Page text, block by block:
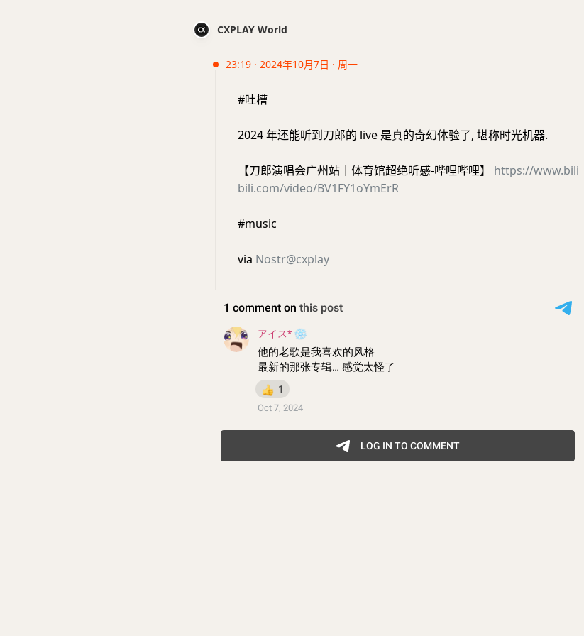
CXPLAY World
23:19 · 2024年10月7日 · 周一
#吐槽
2024 年还能听到刀郎的 live 是真的奇幻体验了, 堪称时光机器.
【刀郎演唱会广州站｜体育馆超绝听感-哔哩哔哩】 https://www.bili
bili.com/video/BV1FY1oYmErR
#music
via Nostr@cxplay